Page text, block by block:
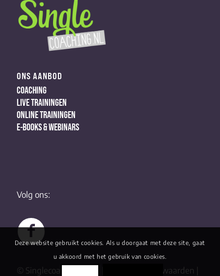
ONS AANBOD
COACHING
LIVE TRAININGEN
ONLINE TRAININGEN
E-BOOKS & WEBINARS
© Singlecoaching 2022 | Algemene Voorwaarden
Volg ons:
Deze website gebruikt cookies. Als u doorgaat met deze site, gaat
u akkoord met het gebruik van cookies.